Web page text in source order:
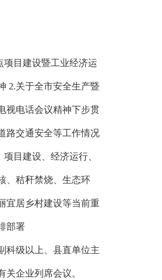
项目建设暨工业经济运
2.关于全市安全生产暨
视电话会议精神下步贯
路交通安全等工作情况
目建设、经济运行、
、秸秆禁烧、生态环
宜居乡村建设等当前重
部署
科级以上、县直单位主
关企业列席会议。